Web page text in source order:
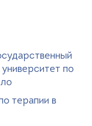
по
терапии в